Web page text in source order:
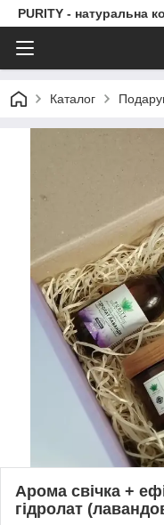
PURITY - натуральна
Каталог
Арома свічка +
гідролат